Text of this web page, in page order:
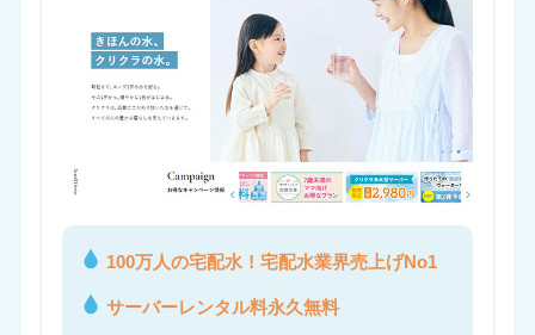
100万人の宅配水！宅配水業界売上げNo1
サーバーレンタル料永久無料